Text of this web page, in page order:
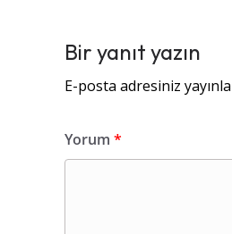
Bir yanıt yazın
E-posta adresiniz
Yorum *